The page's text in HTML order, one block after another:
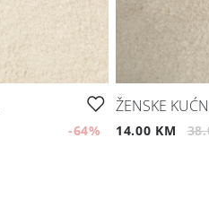
-64%
ŽENSKE
14.00 KM